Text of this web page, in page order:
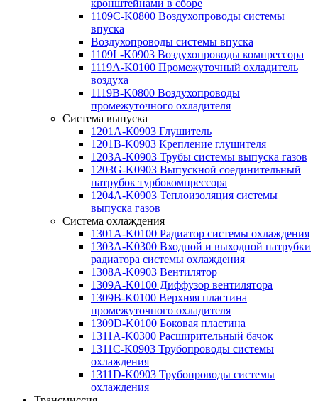
кронштейнами в сборе
1109С-K0800 Воздухопроводы системы
впуска
Воздухопроводы системы впуска
1109L-K0903 Воздухопроводы компрессора
1119A-K0100 Промежуточный охладитель
воздуха
1119B-K0800 Воздухопроводы
промежуточного охладителя
Система выпуска
1201А-К0903 Глушитель
1201B-K0903 Крепление глушителя
1203A-K0903 Трубы системы выпуска газов
1203G-K0903 Выпускной соединительный
патрубок турбокомпрессора
1204A-K0903 Теплоизоляция системы
выпуска газов
Система охлаждения
1301A-K0100 Радиатор системы охлаждения
1303A-K0300 Входной и выходной патрубки
радиатора системы охлаждения
1308A-K0903 Вентилятор
1309A-K0100 Диффузор вентилятора
1309B-K0100 Верхняя пластина
промежуточного охладителя
1309D-K0100 Боковая пластина
1311A-K0300 Расширительный бачок
1311C-K0903 Трубопроводы системы
охлаждения
1311D-K0903 Трубопроводы системы
охлаждения